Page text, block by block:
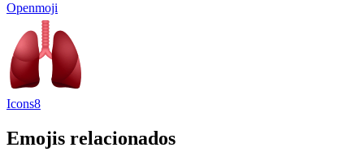
Openmoji
Icons8
Emojis relacionados